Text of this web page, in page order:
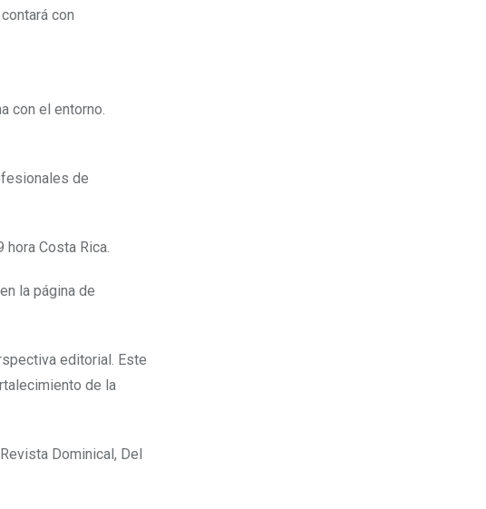
con
con el entorno.
de
Costa Rica.
la página de
editorial. Este
de la
Dominical, Del